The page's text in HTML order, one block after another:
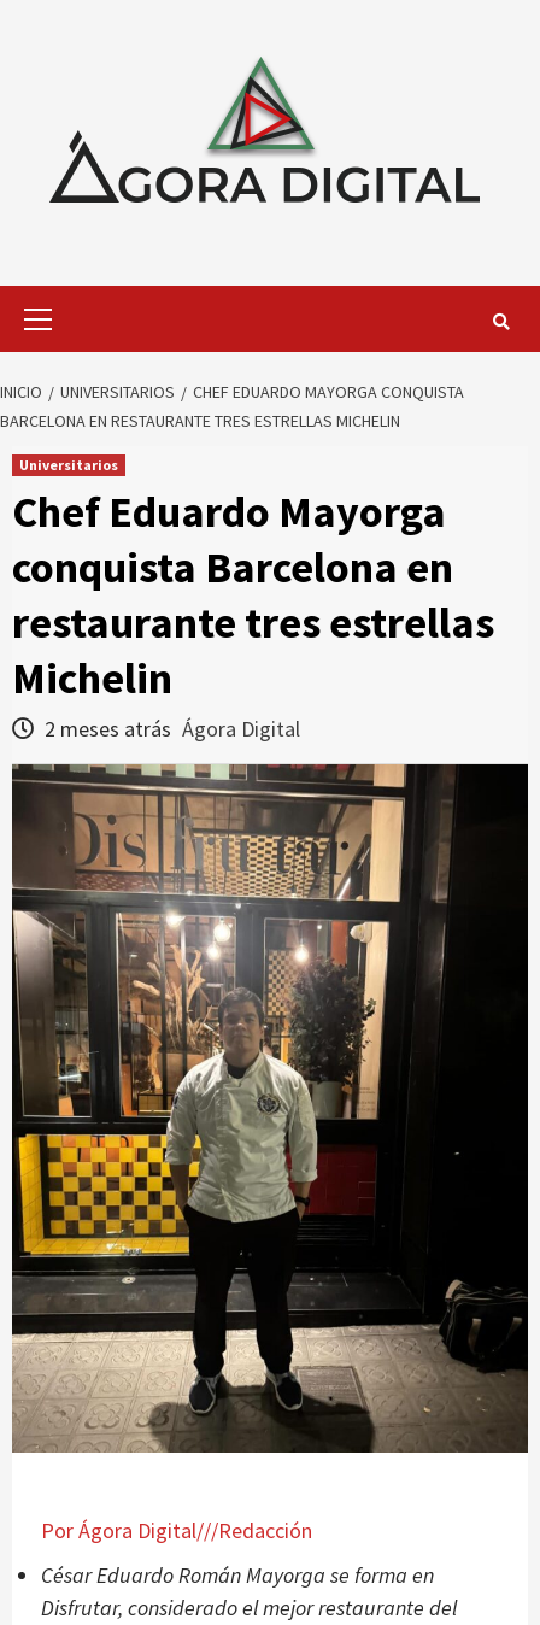
INICIO UNIVERSITARIOS
CHEF EDUARDO MAYORGA CONQUISTA
BARCELONA EN RESTAURANTE TRES ESTRELLAS MICHELIN
Universitarios
Chef Eduardo Mayorga
conquista Barcelona en
restaurante tres estrellas
Michelin
2 meses atrás Ágora Digital
Por Ágora Digital///Redacción
César Eduardo Román Mayorga se forma en
Disfrutar, considerado el mejor restaurante del